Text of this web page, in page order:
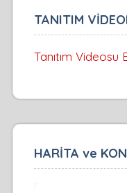
TANITIM
Tanıtım Videosu
HARİTA ve